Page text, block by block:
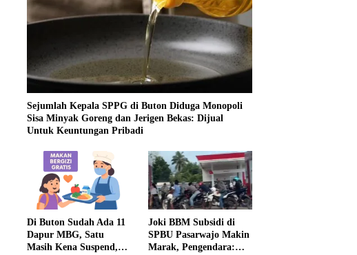
Sejumlah Kepala SPPG di Buton Diduga Monopoli
Sisa Minyak Goreng dan Jerigen Bekas: Dijual
Untuk Keuntungan Pribadi
Di Buton Sudah Ada 11
Dapur MBG, Satu
Masih Kena Suspend,
Joki BBM Subsidi di
SPBU Pasarwajo Makin
Marak, Pengendara: